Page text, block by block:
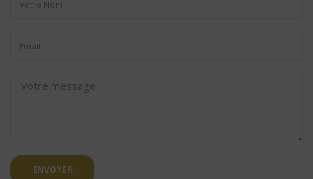
ENVOYER